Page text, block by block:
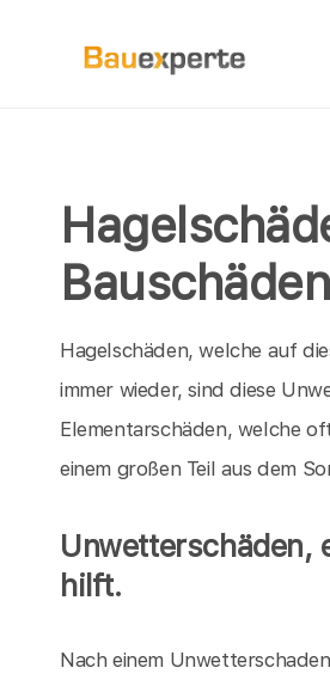
Hagelschäden, welche auf
immer wieder, sind diese
Elementarschäden, welche
einem großen Teil aus dem
Unwetterschäden,
hilft.
Nach einem